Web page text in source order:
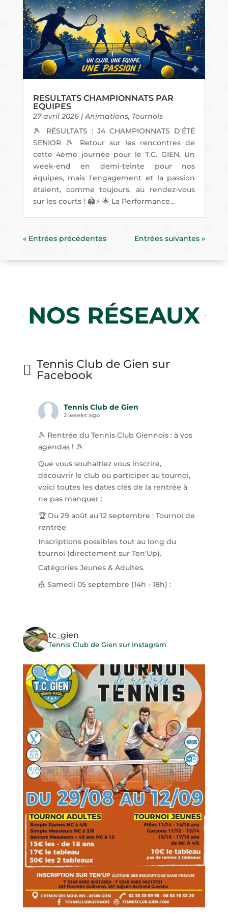
RESULTATS CHAMPIONNATS PAR
EQUIPES
27 avril 2026|Animations, Tournois
🎾 RÉSULTATS : J4 CHAMPIONNATS D'ÉTÉ
SENIOR 🎾 Retour sur les rencontres de
cette 4ème journée pour le T.C. GIEN. Un
week-end en demi-teinte pour nos
équipes, mais l'engagement et la passion
étaient, comme toujours, au rendez-vous
sur les courts ! 🏟️⚡ 🌟 La Performance...
« Entrées précédentes Entrées suivantes »
NOS RÉSEAUX
Tennis Club de Gien sur
Facebook
Tennis Club de Gien
2 weeks ago
🎾 Rentrée du Tennis Club Giennois : à vos
agendas ! 🎾
Que vous souhaitiez vous inscrire,
découvrir le club ou participer au tournoi,
voici toutes les dates clés de la rentrée à
ne pas manquer :
🏆 Du 29 août au 12 septembre : Tournoi de
rentrée
Inscriptions possibles tout au long du
tournoi (directement sur Ten'Up).
Catégories Jeunes & Adultes.
🎪 Samedi 05 septembre (14h - 18h) :
View on Facebook
Tennis Club de Gien
3 weeks ago
🎾 TOURNOI PADEL P500 – TC GIEN ! ⚡
Le niveau monte d'un cran au Tennis Club
de Gien ! Sortez vos meilleures raquettes,
le P500 OPEN débarque pour une journée
qui s'annonce intense et ultra-conviviale !
Que vous veniez pour la gagne ou pour le
plaisir du beau jeu, ce tournoi est ouvert à
tous.
📝 Les infos clés :
Date : Dimanche 19 juillet 📅
Formule : P500 OPEN (Ouvert à tous) 🏆
Lieu : Tennis Club
Photo
View on Facebook · Share
Tennis Club de Gien
tc_gien
Tennis Club de Gien sur Instagram